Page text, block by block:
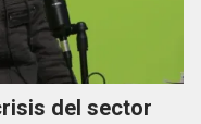
del sector